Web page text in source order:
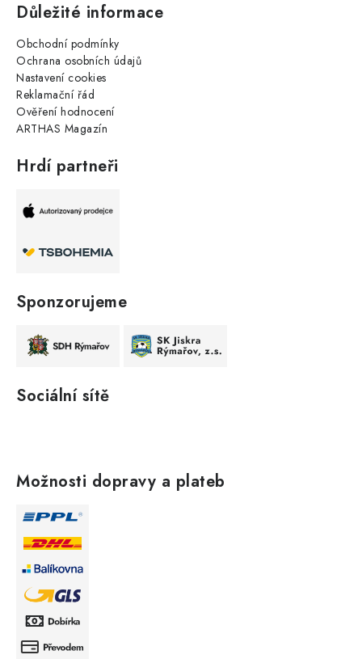
Důležité informace
Obchodní podmínky
Ochrana osobních údajů
Nastavení cookies
Reklamační řád
Ověření hodnocení
ARTHAS Magazín
Hrdí partneři
Sponzorujeme
Sociální sítě
Možnosti dopravy a plateb